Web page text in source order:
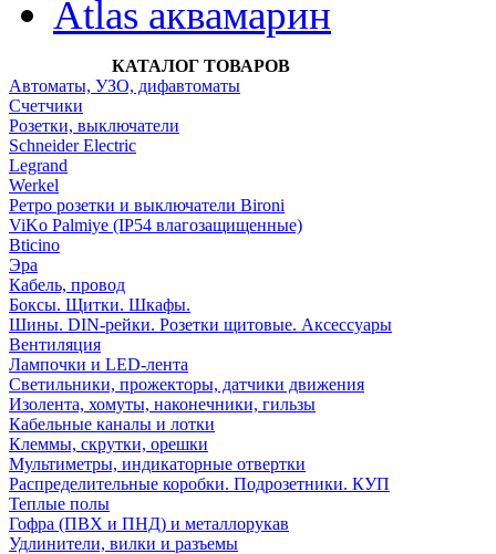
Atlas аквамарин
КАТАЛОГ ТОВАРОВ
Автоматы, УЗО, дифавтоматы
Счетчики
Розетки, выключатели
Schneider Electric
Legrand
Werkel
Ретро розетки и выключатели Bironi
ViKo Palmiye (IP54 влагозащищенные)
Bticino
Эра
Кабель, провод
Боксы. Щитки. Шкафы.
Шины. DIN-рейки. Розетки щитовые. Аксессуары
Вентиляция
Лампочки и LED-лента
Светильники, прожекторы, датчики движения
Изолента, хомуты, наконечники, гильзы
Кабельные каналы и лотки
Клеммы, скрутки, орешки
Мультиметры, индикаторные отвертки
Распределительные коробки. Подрозетники. КУП
Теплые полы
Гофра (ПВХ и ПНД) и металлорукав
Удлинители, вилки и разъемы